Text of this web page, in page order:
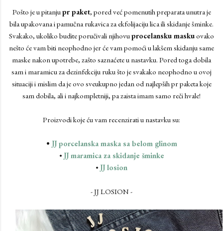
Pošto je u pitanju pr paket, pored već pomenutih preparata unutra je
bila upakovana i pamučna rukavica za ekfolijaciju lica ili skidanje šminke.
Svakako, ukoliko budite poručivali njihovu procelansku maskuovako
nešto će vam biti neophodno jer će vam pomoći u lakšem skidanju same
maske nakon upotrebe, zašto saznaćete u nastavku. Pored toga dobila
sam i maramicu za dezinfekciju ruku što je svakako neophodno u ovoj
situaciji i mislim da je ovo sveukupno jedan od najlepših pr paketa koje
sam dobila, ali i najkompletniji, pa zaista imam samo reči hvale!
Proizvodi koje ću vam recenzirati u nastavku su:
• JJ porcelanska maska sa belom glinom
• JJ maramica za skidanje šminke
• JJ losion
- JJ LOSION -